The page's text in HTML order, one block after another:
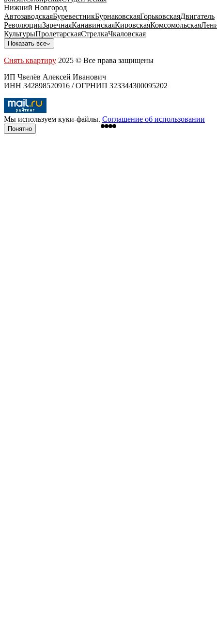
Нижний Новгород
АвтозаводскаяБуревестникБурнаковскаяГорьковскаяДвигатель
РеволюцииЗаречнаяКанавинскаяКировскаяКомсомольская
КультурыПролетарскаяСтрелкаЧкаловская
Показать все
Снять квартиру 2025 © Все права защищены
ИП Чвелёв Алексей Иванович
ИНН 342898520916 / ОГРНИП 323344300095202
Мы используем куки-файлы. Соглашение об использовании
Понятно